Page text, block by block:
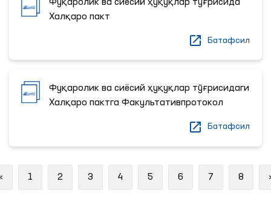
Фуқаролик ва сиёсий ҳуқуқлар тўғрисида
Халқаро пакт
Батафсил
Фуқаролик ва сиёсий ҳуқуқлар тўғрисидаги
Халқаро пактга Факультативпротокол
Батафсил
Previous
1 2 3 4 5 6 7 8